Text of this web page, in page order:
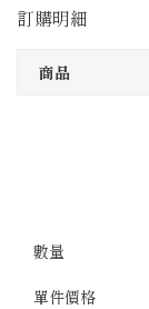
訂購明細
商品
數量
單件價格